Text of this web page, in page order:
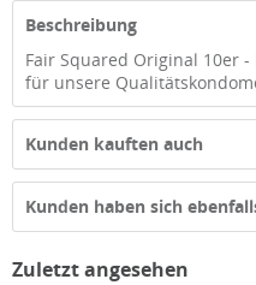
Beschreibung
Fair Squared Original 10er
für unsere
Kunden kauften auch
Kunden haben sich
Zuletzt angesehen